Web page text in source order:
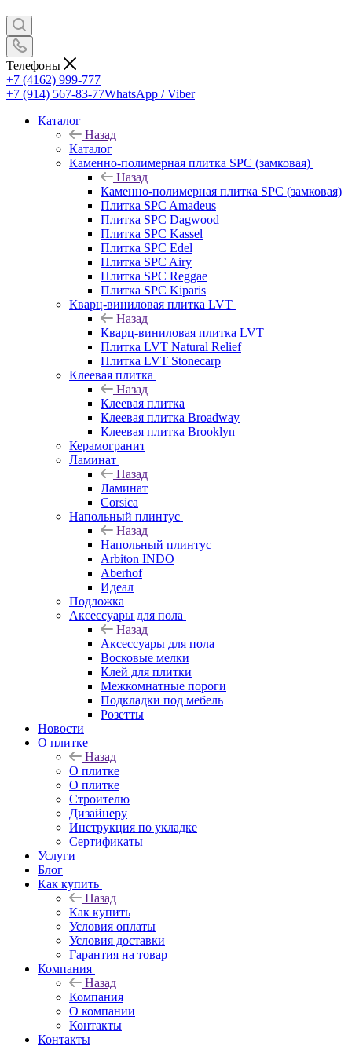
Телефоны
+7 (4162) 999-777
+7 (914) 567-83-77WhatsApp / Viber
Каталог
Назад
Каталог
Каменно-полимерная плитка SPC (замковая)
Назад
Каменно-полимерная плитка SPC (замковая)
Плитка SPC Amadeus
Плитка SPC Dagwood
Плитка SPC Kassel
Плитка SPC Edel
Плитка SPC Airy
Плитка SPC Reggae
Плитка SPC Kiparis
Кварц-виниловая плитка LVT
Назад
Кварц-виниловая плитка LVT
Плитка LVT Natural Relief
Плитка LVT Stonecarp
Клеевая плитка
Назад
Клеевая плитка
Клеевая плитка Broadway
Клеевая плитка Brooklyn
Керамогранит
Ламинат
Назад
Ламинат
Corsica
Напольный плинтус
Назад
Напольный плинтус
Arbiton INDO
Aberhof
Идеал
Подложка
Аксессуары для пола
Назад
Аксессуары для пола
Восковые мелки
Клей для плитки
Межкомнатные пороги
Подкладки под мебель
Розетты
Новости
О плитке
Назад
О плитке
О плитке
Строителю
Дизайнеру
Инструкция по укладке
Сертификаты
Услуги
Блог
Как купить
Назад
Как купить
Условия оплаты
Условия доставки
Гарантия на товар
Компания
Назад
Компания
О компании
Контакты
Контакты